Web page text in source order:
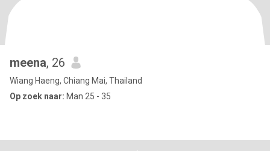
meena, 26
Wiang Haeng, Chiang Mai, Thailand
Op zoek naar: Man 25 - 35